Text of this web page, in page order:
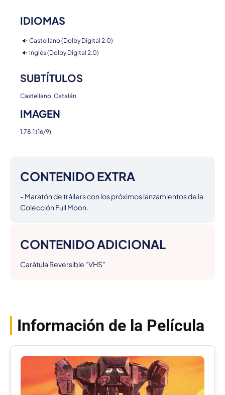
IDIOMAS
Castellano (Dolby Digital 2.0)
Inglés (Dolby Digital 2.0)
SUBTÍTULOS
Castellano, Catalán
IMAGEN
1.78:1 (16/9)
CONTENIDO EXTRA
- Maratón de tráilers con los próximos lanzamientos de la
Colección Full Moon.
CONTENIDO ADICIONAL
Carátula Reversible "VHS"
Información de la Película